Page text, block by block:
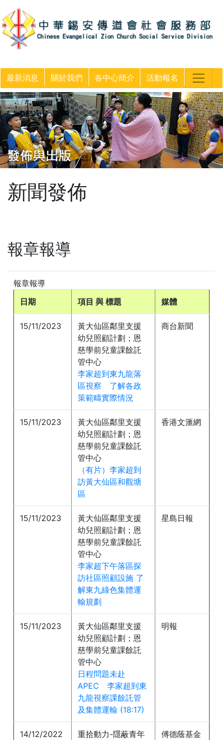
最新消息 關於我們 各中心簡介 活動報名
新聞發佈
報章報導
報章報導
日期
項目 與 標題 媒體
15/11/2023
黃大仙區鄰里支援
幼兒照顧計劃；恩
慈學前兒童課餘託
管中心
李家超到東九龍落
區視察 了解各政
策範疇實際情況
商台新聞
15/11/2023
黃大仙區鄰里支援
幼兒照顧計劃；恩
慈學前兒童課餘託
管中心
（有片）李家超到
訪黃大仙區和觀塘
區
香港文滙網
15/11/2023
黃大仙區鄰里支援
幼兒照顧計劃；恩
慈學前兒童課餘託
管中心
李家超下午落區探
訪社區照顧設施 了
解東九綠色集體運
輸規劃
星島日報
15/11/2023
黃大仙區鄰里支援
幼兒照顧計劃；恩
慈學前兒童課餘託
管中心
日程問題未赴
APEC 李家超到東
九龍視察課餘託管
及集體運輸 (18:17)
明報
14/12/2022
重拾動力-隱蔽青年
傅德蔭基金